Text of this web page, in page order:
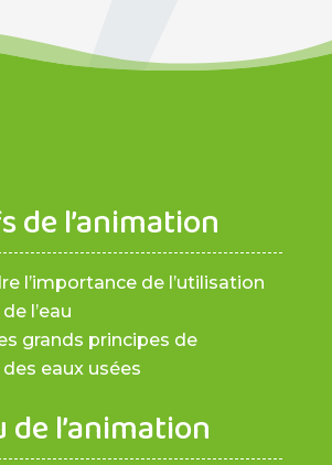
de l’animation
l’importance de l’utilisation
l’eau
grands principes de
des eaux usées
l’animation